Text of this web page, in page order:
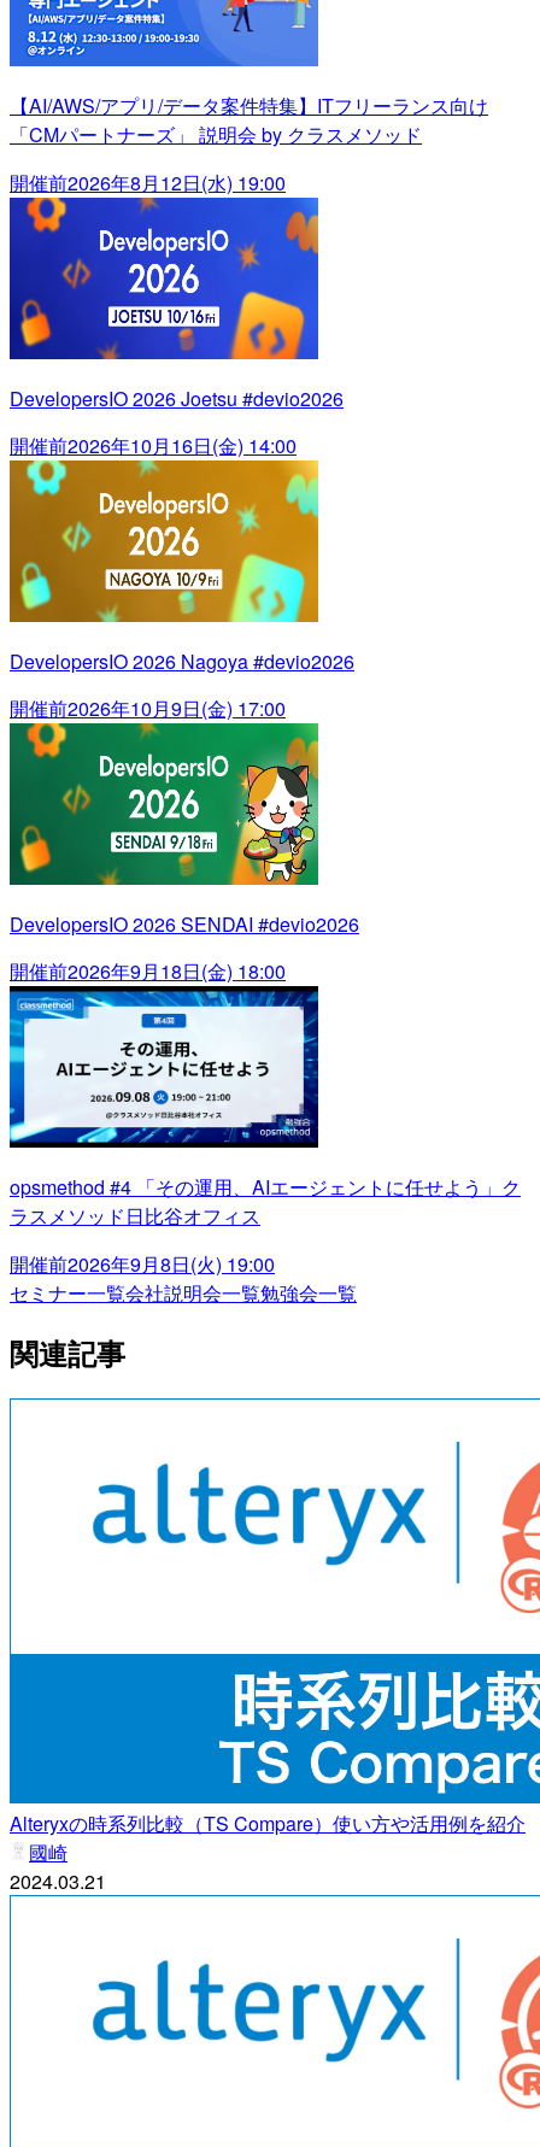
【AI/AWS/アプリ/データ案件特集】ITフリーランス向け
「CMパートナーズ」 説明会 by クラスメソッド
開催前2026年8月12日(水) 19:00
DevelopersIO 2026 Joetsu #devio2026
開催前2026年10月16日(金) 14:00
DevelopersIO 2026 Nagoya #devio2026
開催前2026年10月9日(金) 17:00
DevelopersIO 2026 SENDAI #devio2026
開催前2026年9月18日(金) 18:00
opsmethod #4 「その運用、AIエージェントに任せよう」ク
ラスメソッド日比谷オフィス
開催前2026年9月8日(火) 19:00
セミナー一覧会社説明会一覧勉強会一覧
関連記事
Alteryxの時系列比較（TS Compare）使い方や活用例を紹介
國崎
2024.03.21